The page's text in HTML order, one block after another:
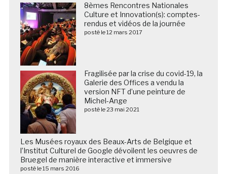
8èmes Rencontres Nationales
Culture et Innovation(s): comptes-
rendus et vidéos de la journée
posté le 12 mars 2017
Fragilisée par la crise du covid-19, la
Galerie des Offices a vendu la
version NFT d’une peinture de
Michel-Ange
posté le 23 mai 2021
Les Musées royaux des Beaux-Arts de Belgique et
l’Institut Culturel de Google dévoilent les oeuvres de
Bruegel de manière interactive et immersive
posté le 15 mars 2016